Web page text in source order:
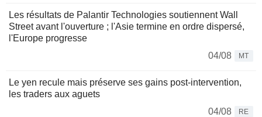
Les résultats de Palantir Technologies soutiennent Wall
Street avant l'ouverture ; l'Asie termine en ordre dispersé,
l'Europe progresse
04/08
MT
Le yen recule mais préserve ses gains post-intervention,
les traders aux aguets
04/08
RE